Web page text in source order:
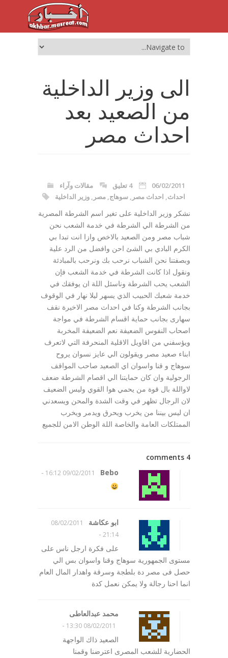
الى وزير الداخلية
من الصعيد بعد
احداث مصر
06/02/2011 4 تعليق
مقالات وآراء
احداث, احداث مصر , سوهاج, مصر , وزير الداخلية
نشكر وزير الداخلية على تغير اسم الشرطة المصرية
من الشرطة الي الشرطة في خدمة الشعب نحن
شباب مصر ومن الصعيد بالاخص وازا انت تبدا بي
الكرم البادي بي الشئ احن وافضل من الرد علية
وبصفتنا نحن الشباب نرحب بك ونرحب بالمبادئة
ونقول اذا كانت الشرطة في خدمة الشعب فإن
الشعب يحب الشرطة وناسئل اللة ان يوفقك في
خدمة شعبك الحبيب الذي يسهر ليلا نهار في الوقوف
بجانب الشرطة وكنا في احداث مصر الاخيرة نقف
سهارى بجانب حماية اقسام الشرطة في مواجة
اصحاب النفوس الضعيفة نعم الضعيفة المخربة
ويؤسفني من اقاويل الاقلية المنحرفة التي لاتعرف
ابناء صعيد مصر ويقولون الي عايز نسوان يروح
سوهاج و قنا واسوان اي الصعيد صاحب المواقف
الرجولية وان كان حمايتنا الي اقصام الشرطة ضعف
لاواللة بال قوة من يحمي هوا القوي وليس الضعيف
لان الرجال تظهر في وقت الشدة والمحن ويسعدني
ان ليس بيننا من يخرب ويحرق ويدمر ويخرب
الممتلكات العامة والخاصة اللة الوطن الامن للجميع
4 comments
Bebo
09/02/2011 16:12
-
ابو عكاشة
08/02/2011
21:14
-
على فكرة ارجل ناس على
مستوى الجمهورية سوهاج وقنا واسوان بس الي
حصل فى مصر دة بلطجة وسرقة واهدار المال العام
انما احنا رجالة ولا يمكن نعمل كدة
محمد عبدالعاطى
08/02/2011 13:30
-
الصعيد ذاك الواجهة
الحضارية للشعب المصرى اعترضنا وقمنا